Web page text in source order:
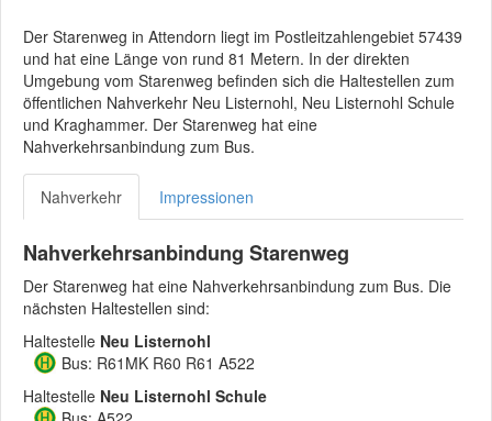
Der Starenweg in Attendorn liegt im Postleitzahlengebiet 57439
und hat eine Länge von rund 81 Metern. In der direkten
Umgebung vom Starenweg befinden sich die Haltestellen zum
öffentlichen Nahverkehr Neu Listernohl, Neu Listernohl Schule
und Kraghammer. Der Starenweg hat eine
Nahverkehrsanbindung zum Bus.
Nahverkehr Impressionen
Nahverkehrsanbindung Starenweg
Der Starenweg hat eine Nahverkehrsanbindung zum Bus. Die
nächsten Haltestellen sind:
Haltestelle Neu Listernohl
Bus: R61MK R60 R61 A522
Haltestelle Neu Listernohl Schule